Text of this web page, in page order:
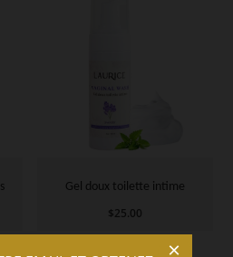
Gel doux toilette intime
$25.00
×